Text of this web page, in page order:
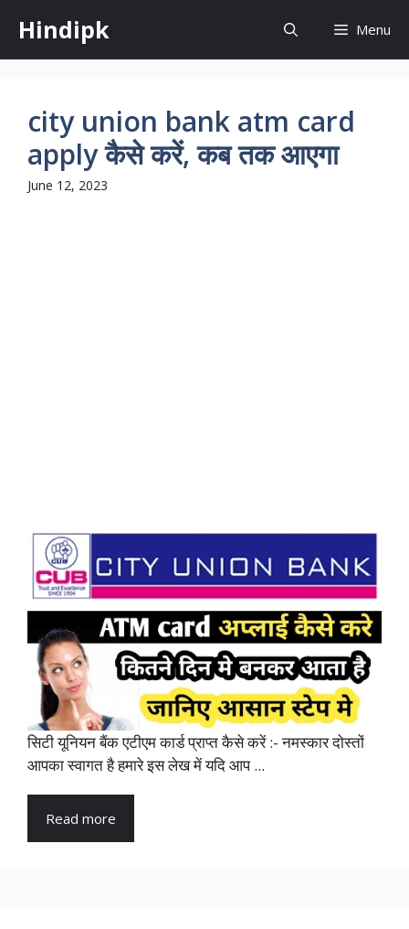
content
Hindipk Menu
city union bank atm card
apply कैसे करें, कब तक आएगा
June 12, 2023
सिटी यूनियन बैंक एटीएम कार्ड प्राप्त कैसे करें :- नमस्कार दोस्तों
आपका स्वागत है हमारे इस लेख में यदि आप ...
Read more